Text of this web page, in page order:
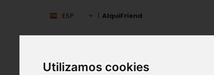
Utilizamos cookies
ESP AlquiFriend